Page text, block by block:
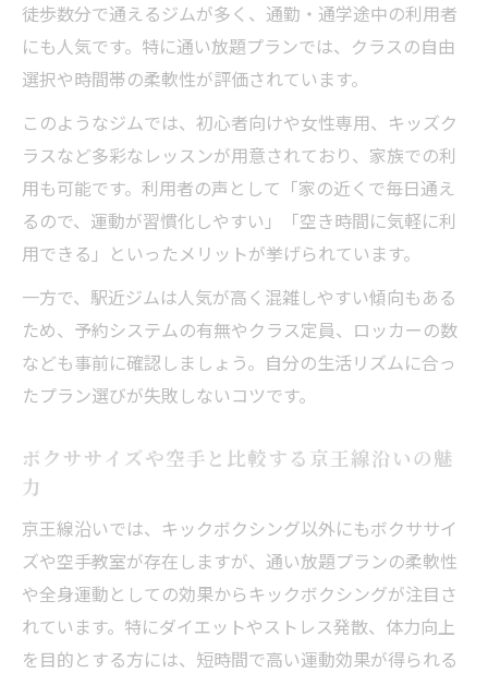
徒歩数分で通えるジムが多く、通勤・通学途中の利用者
にも人気です。特に通い放題プランでは、クラスの自由
選択や時間帯の柔軟性が評価されています。
このようなジムでは、初心者向けや女性専用、キッズク
ラスなど多彩なレッスンが用意されており、家族での利
用も可能です。利用者の声として「家の近くで毎日通え
るので、運動が習慣化しやすい」「空き時間に気軽に利
用できる」といったメリットが挙げられています。
一方で、駅近ジムは人気が高く混雑しやすい傾向もある
ため、予約システムの有無やクラス定員、ロッカーの数
なども事前に確認しましょう。自分の生活リズムに合っ
たプラン選びが失敗しないコツです。
ボクササイズや空手と比較する京王線沿いの魅
力
京王線沿いでは、キックボクシング以外にもボクササイ
ズや空手教室が存在しますが、通い放題プランの柔軟性
や全身運動としての効果からキックボクシングが注目さ
れています。特にダイエットやストレス発散、体力向上
を目的とする方には、短時間で高い運動効果が得られる